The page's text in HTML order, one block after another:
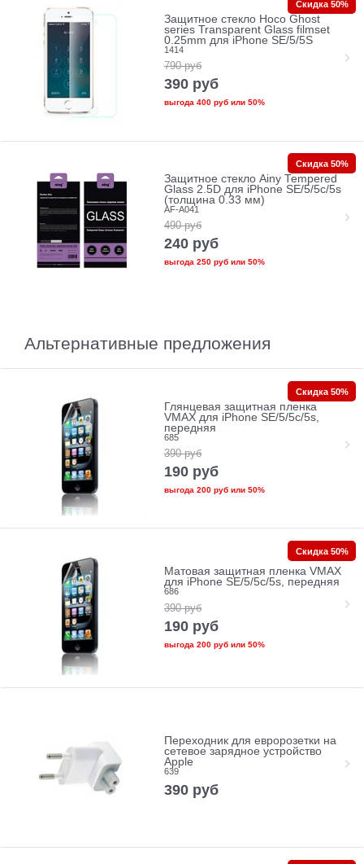
Защитное стекло Hoco Ghost
series Transparent Glass filmset
0.25mm для iPhone SE/5/5S
1414
790 руб
390 руб
выгода 400 рубили 50%
Скидка 50%
Защитное стекло Ainy Tempered
Glass 2.5D для iPhone SE/5/5c/5s
(толщина 0.33 мм)
AF-A041
490 руб
240 руб
выгода 250 рубили 50%
Скидка 50%
Альтернативные предложения
Глянцевая защитная пленка
VMAX для iPhone SE/5/5c/5s,
передняя
685
390 руб
190 руб
выгода 200 рубили 50%
Скидка 50%
Матовая защитная пленка VMAX
для iPhone SE/5/5c/5s, передняя
686
390 руб
190 руб
выгода 200 рубили 50%
Скидка 50%
Переходник для евророзетки на
сетевое зарядное устройство
Apple
639
390 руб